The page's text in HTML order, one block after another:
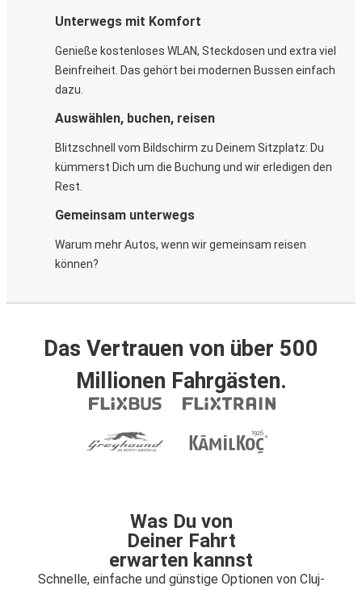
Unterwegs mit Komfort
Genieße kostenloses WLAN, Steckdosen und extra viel
Beinfreiheit. Das gehört bei modernen Bussen einfach
dazu.
Auswählen, buchen, reisen
Blitzschnell vom Bildschirm zu Deinem Sitzplatz: Du
kümmerst Dich um die Buchung und wir erledigen den
Rest.
Gemeinsam unterwegs
Warum mehr Autos, wenn wir gemeinsam reisen
können?
Das Vertrauen von über 500
Millionen Fahrgästen.
Was Du von
Deiner Fahrt
erwarten kannst
Schnelle, einfache und günstige Optionen von Cluj-